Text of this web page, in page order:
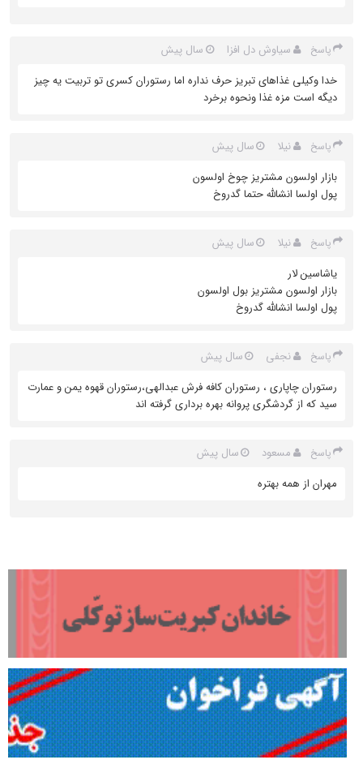
پاسخ سیاوش دل افزا
سال پیش
خدا وکیلی غذاهای تبریز حرف نداره اما رستوران کسری تو تربیت یه چیز
دیگه است مزه غذا ونحوه برخرد
پاسخ نیلا
سال پیش
بازار اولسون مشتریز چوخ اولسون
پول اولسا انشالله حتما گدروخ
پاسخ نیلا
سال پیش
یاشاسین لار
بازار اولسون مشتریز بول اولسون
پول اولسا انشالله گدروخ
پاسخ نجفی
سال پیش
رستوران چاپاری ، رستوران کافه فرش عبدالهی،رستوران قهوه یمن و عمارت
سید که از گردشگری پروانه بهره برداری گرفته اند
پاسخ مسعود
سال پیش
مهران از همه بهتره